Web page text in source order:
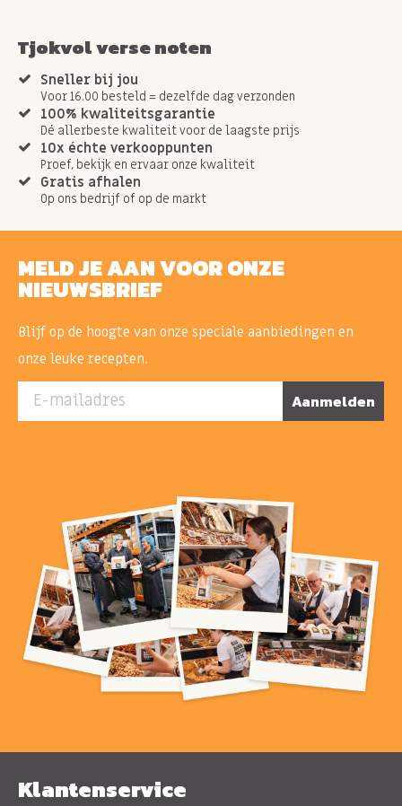
Tjokvol verse noten
Sneller bij jou
Voor 16.00 besteld = dezelfde dag verzonden
100% kwaliteitsgarantie
Dé allerbeste kwaliteit voor de laagste prijs
10x échte verkooppunten
Proef, bekijk en ervaar onze kwaliteit
Gratis afhalen
Op ons bedrijf of op de markt
MELD JE AAN VOOR ONZE
NIEUWSBRIEF
Blijf op de hoogte van onze speciale aanbiedingen en
onze leuke recepten.
E-mailadres Aanmelden
Klantenservice